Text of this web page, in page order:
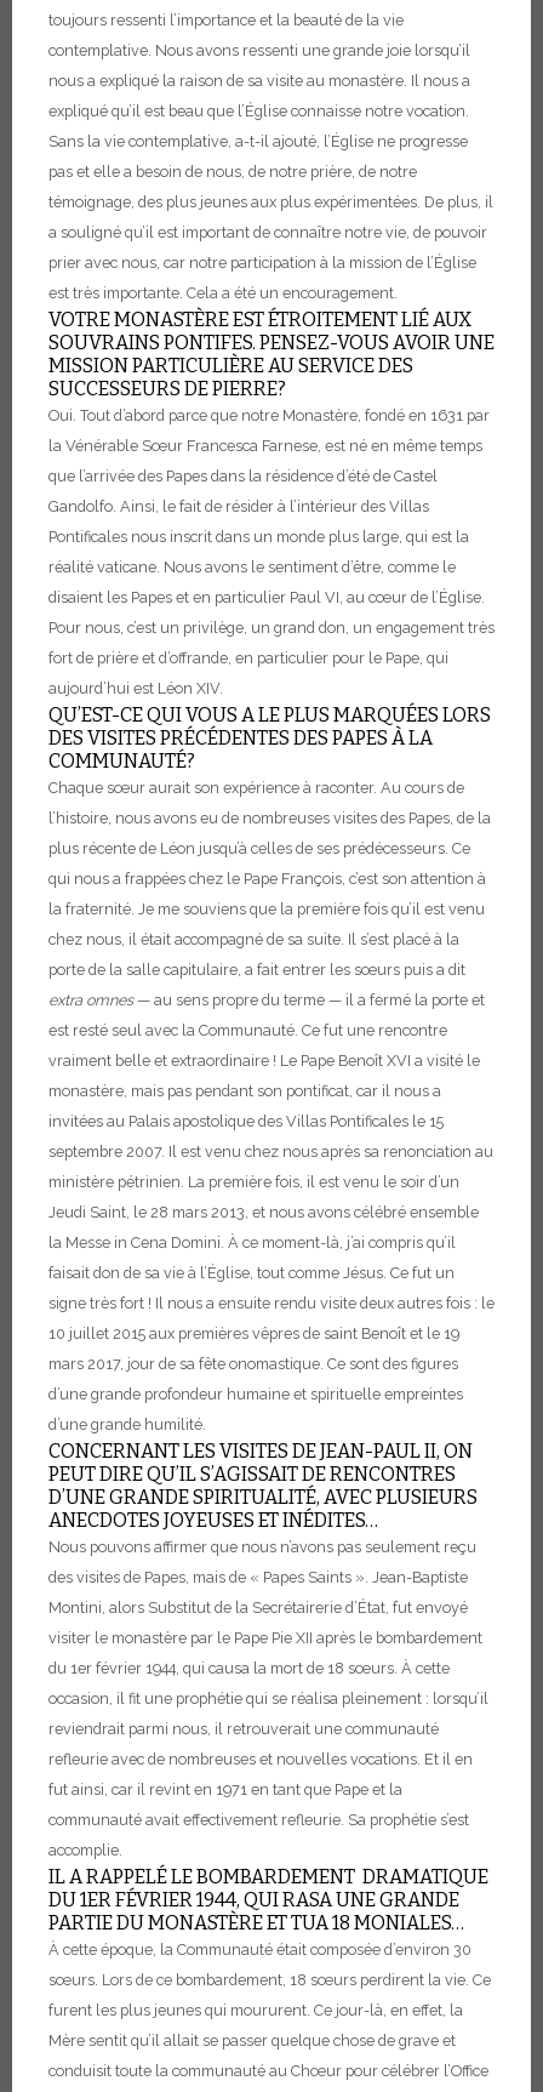
toujours ressenti l’importance et la beauté de la vie
contemplative. Nous avons ressenti une grande joie lorsqu’il
nous a expliqué la raison de sa visite au monastère. Il nous a
expliqué qu’il est beau que l’Église connaisse notre vocation.
Sans la vie contemplative, a-t-il ajouté, l’Église ne progresse
pas et elle a besoin de nous, de notre prière, de notre
témoignage, des plus jeunes aux plus expérimentées. De plus, il
a souligné qu’il est important de connaître notre vie, de pouvoir
prier avec nous, car notre participation à la mission de l’Église
est très importante. Cela a été un encouragement.
VOTRE MONASTÈRE EST ÉTROITEMENT LIÉ AUX
SOUVRAINS PONTIFES. PENSEZ-VOUS AVOIR UNE
MISSION PARTICULIÈRE AU SERVICE DES
SUCCESSEURS DE PIERRE?
Oui. Tout d’abord parce que notre Monastère, fondé en 1631 par
la Vénérable Sœur Francesca Farnese, est né en même temps
que l’arrivée des Papes dans la résidence d’été de Castel
Gandolfo. Ainsi, le fait de résider à l’intérieur des Villas
Pontificales nous inscrit dans un monde plus large, qui est la
réalité vaticane. Nous avons le sentiment d’être, comme le
disaient les Papes et en particulier Paul VI, au cœur de l’Église.
Pour nous, c’est un privilège, un grand don, un engagement très
fort de prière et d’offrande, en particulier pour le Pape, qui
aujourd’hui est Léon XIV.
QU’EST-CE QUI VOUS A LE PLUS MARQUÉES LORS
DES VISITES PRÉCÉDENTES DES PAPES À LA
COMMUNAUTÉ?
Chaque sœur aurait son expérience à raconter. Au cours de
l’histoire, nous avons eu de nombreuses visites des Papes, de la
plus récente de Léon jusqu’à celles de ses prédécesseurs. Ce
qui nous a frappées chez le Pape François, c’est son attention à
la fraternité. Je me souviens que la première fois qu’il est venu
chez nous, il était accompagné de sa suite. Il s’est placé à la
porte de la salle capitulaire, a fait entrer les sœurs puis a dit
extra omnes— au sens propre du terme — il a fermé la porte et
est resté seul avec la Communauté. Ce fut une rencontre
vraiment belle et extraordinaire ! Le Pape Benoît XVI a visité le
monastère, mais pas pendant son pontificat, car il nous a
invitées au Palais apostolique des Villas Pontificales le 15
septembre 2007. Il est venu chez nous après sa renonciation au
ministère pétrinien. La première fois, il est venu le soir d’un
Jeudi Saint, le 28 mars 2013, et nous avons célébré ensemble
la Messe in Cena Domini. À ce moment-là, j’ai compris qu’il
faisait don de sa vie à l’Église, tout comme Jésus. Ce fut un
signe très fort ! Il nous a ensuite rendu visite deux autres fois : le
10 juillet 2015 aux premières vêpres de saint Benoît et le 19
mars 2017, jour de sa fête onomastique. Ce sont des figures
d’une grande profondeur humaine et spirituelle empreintes
d’une grande humilité.
CONCERNANT LES VISITES DE JEAN-PAUL II, ON
PEUT DIRE QU’IL S’AGISSAIT DE RENCONTRES
D’UNE GRANDE SPIRITUALITÉ, AVEC PLUSIEURS
ANECDOTES JOYEUSES ET INÉDITES…
Nous pouvons affirmer que nous n’avons pas seulement reçu
des visites de Papes, mais de « Papes Saints ». Jean-Baptiste
Montini, alors Substitut de la Secrétairerie d’État, fut envoyé
visiter le monastère par le Pape Pie XII après le bombardement
du 1er février 1944, qui causa la mort de 18 sœurs. À cette
occasion, il fit une prophétie qui se réalisa pleinement : lorsqu’il
reviendrait parmi nous, il retrouverait une communauté
refleurie avec de nombreuses et nouvelles vocations. Et il en
fut ainsi, car il revint en 1971 en tant que Pape et la
communauté avait effectivement refleurie. Sa prophétie s’est
accomplie.
IL A RAPPELÉ LE BOMBARDEMENT DRAMATIQUE
DU 1ER FÉVRIER 1944, QUI RASA UNE GRANDE
PARTIE DU MONASTÈRE ET TUA 18 MONIALES…
À cette époque, la Communauté était composée d’environ 30
sœurs. Lors de ce bombardement, 18 sœurs perdirent la vie. Ce
furent les plus jeunes qui moururent. Ce jour-là, en effet, la
Mère sentit qu’il allait se passer quelque chose de grave et
conduisit toute la communauté au Chœur pour célébrer l’Office